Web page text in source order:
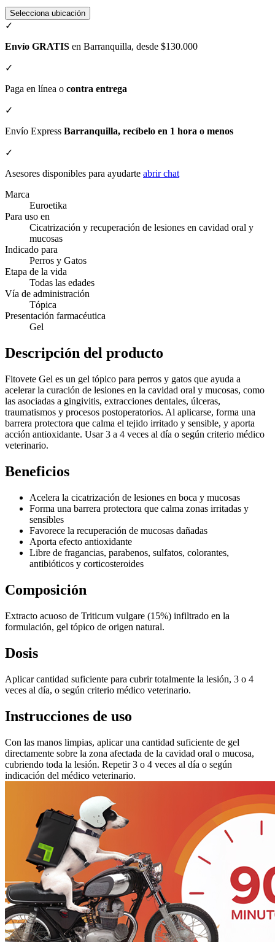
Selecciona ubicación
✓
Envío GRATIS en Barranquilla, desde $130.000
✓
Paga en línea o contra entrega
✓
Envío Express Barranquilla, recíbelo en 1 hora o menos
✓
Asesores disponibles para ayudarte abrir chat
Marca
Euroetika
Para uso en
Cicatrización y recuperación de lesiones en cavidad oral y
mucosas
Indicado para
Perros y Gatos
Etapa de la vida
Todas las edades
Vía de administración
Tópica
Presentación farmacéutica
Gel
Descripción del producto
Fitovete Gel es un gel tópico para perros y gatos que ayuda a
acelerar la curación de lesiones en la cavidad oral y mucosas, como
las asociadas a gingivitis, extracciones dentales, úlceras,
traumatismos y procesos postoperatorios. Al aplicarse, forma una
barrera protectora que calma el tejido irritado y sensible, y aporta
acción antioxidante. Usar 3 a 4 veces al día o según criterio médico
veterinario.
Beneficios
Acelera la cicatrización de lesiones en boca y mucosas
Forma una barrera protectora que calma zonas irritadas y
sensibles
Favorece la recuperación de mucosas dañadas
Aporta efecto antioxidante
Libre de fragancias, parabenos, sulfatos, colorantes,
antibióticos y corticosteroides
Composición
Extracto acuoso de Triticum vulgare (15%) infiltrado en la
formulación, gel tópico de origen natural.
Dosis
Aplicar cantidad suficiente para cubrir totalmente la lesión, 3 o 4
veces al día, o según criterio médico veterinario.
Instrucciones de uso
Con las manos limpias, aplicar una cantidad suficiente de gel
directamente sobre la zona afectada de la cavidad oral o mucosa,
cubriendo toda la lesión. Repetir 3 o 4 veces al día o según
indicación del médico veterinario.